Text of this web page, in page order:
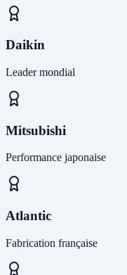
Daikin
Leader mondial
Mitsubishi
Performance japonaise
Atlantic
Fabrication française